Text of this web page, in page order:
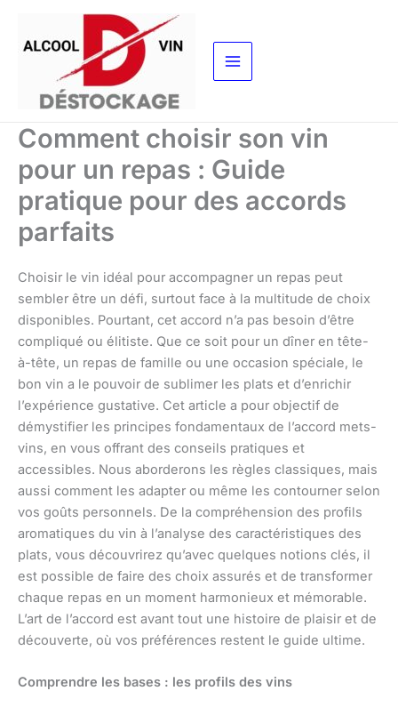
contenu
Comment choisir son vin
pour un repas : Guide
pratique pour des accords
parfaits
Choisir le vin idéal pour accompagner un repas peut
sembler être un défi, surtout face à la multitude de choix
disponibles. Pourtant, cet accord n’a pas besoin d’être
compliqué ou élitiste. Que ce soit pour un dîner en tête-
à-tête, un repas de famille ou une occasion spéciale, le
bon vin a le pouvoir de sublimer les plats et d’enrichir
l’expérience gustative. Cet article a pour objectif de
démystifier les principes fondamentaux de l’accord mets-
vins, en vous offrant des conseils pratiques et
accessibles. Nous aborderons les règles classiques, mais
aussi comment les adapter ou même les contourner selon
vos goûts personnels. De la compréhension des profils
aromatiques du vin à l’analyse des caractéristiques des
plats, vous découvrirez qu’avec quelques notions clés, il
est possible de faire des choix assurés et de transformer
chaque repas en un moment harmonieux et mémorable.
L’art de l’accord est avant tout une histoire de plaisir et de
découverte, où vos préférences restent le guide ultime.
Comprendre les bases : les profils des vins